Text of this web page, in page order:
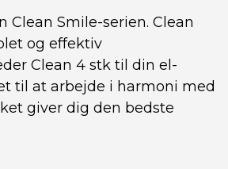
Clean Smile-serien. Clean
og effektiv
Clean 4 stk til din el-
til at arbejde i harmoni med
giver dig den bedste